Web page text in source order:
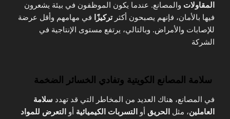
المقاولات والمصانع. عندما يكون الموظفون في بيئة يشعرون
فيها بالأمان، فإنهم يصبحون أكثرتركيزًا
في مهامهم وأقل عرضة
للإصابات والأمراض. وبالتالي، يرتفع مستوى الإنتاجية في
الشركة
سلامة المصانع الكويتية وتفادي الخسائر الضخمة
في المصانع، هناك العديد من المخاطر التي قد تهدد سلامة
العاملين، مثل الحريق أو التسربات الكيميائية أو التعرض للمواد